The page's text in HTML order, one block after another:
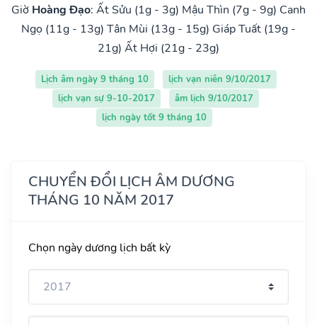
Giờ Hoàng Đạo: Ất Sửu (1g - 3g) Mậu Thìn (7g - 9g) Canh
Ngọ (11g - 13g) Tân Mùi (13g - 15g) Giáp Tuất (19g -
21g) Ất Hợi (21g - 23g)
Lịch âm ngày 9 tháng 10
lịch vạn niên 9/10/2017
lịch vạn sự 9-10-2017
âm lịch 9/10/2017
lịch ngày tốt 9 tháng 10
CHUYỂN ĐỔI LỊCH ÂM DƯƠNG
THÁNG 10 NĂM 2017
Chọn ngày dương lịch bất kỳ